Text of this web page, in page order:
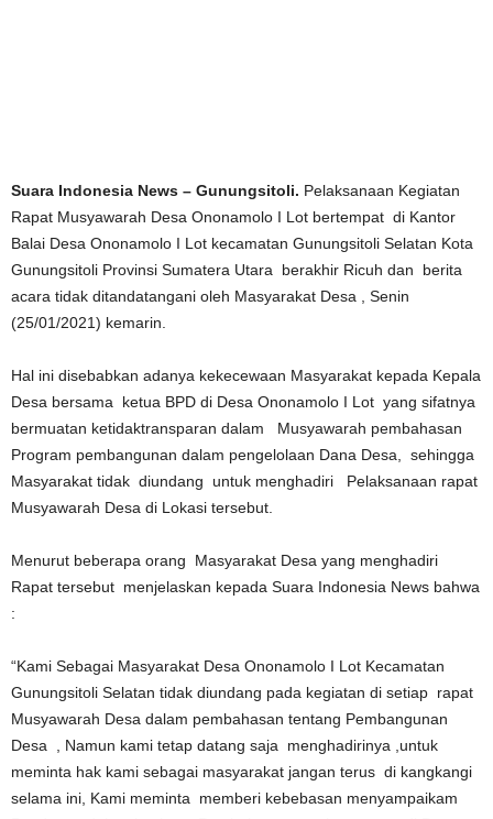
Suara Indonesia News – Gunungsitoli. Pelaksanaan Kegiatan
Rapat Musyawarah Desa Ononamolo I Lot bertempat di Kantor
Balai Desa Ononamolo I Lot kecamatan Gunungsitoli Selatan Kota
Gunungsitoli Provinsi Sumatera Utara berakhir Ricuh dan berita
acara tidak ditandatangani oleh Masyarakat Desa , Senin
(25/01/2021) kemarin.
Hal ini disebabkan adanya kekecewaan Masyarakat kepada Kepala
Desa bersama ketua BPD di Desa Ononamolo I Lot yang sifatnya
bermuatan ketidaktransparan dalam Musyawarah pembahasan
Program pembangunan dalam pengelolaan Dana Desa, sehingga
Masyarakat tidak diundang untuk menghadiri Pelaksanaan rapat
Musyawarah Desa di Lokasi tersebut.
Menurut beberapa orang Masyarakat Desa yang menghadiri
Rapat tersebut menjelaskan kepada Suara Indonesia News bahwa
:
“Kami Sebagai Masyarakat Desa Ononamolo I Lot Kecamatan
Gunungsitoli Selatan tidak diundang pada kegiatan di setiap rapat
Musyawarah Desa dalam pembahasan tentang Pembangunan
Desa , Namun kami tetap datang saja menghadirinya ,untuk
meminta hak kami sebagai masyarakat jangan terus di kangkangi
selama ini, Kami meminta memberi kebebasan menyampaikam